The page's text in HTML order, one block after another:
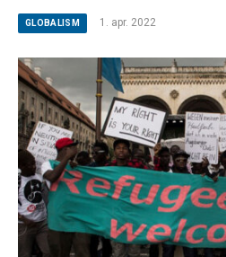
GLOBALISM 1. apr. 2022